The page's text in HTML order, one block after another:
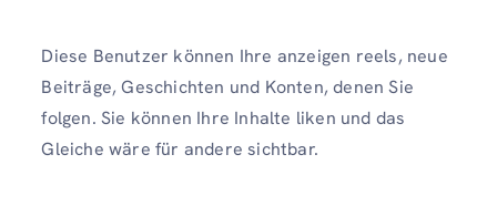
Diese Benutzer können Ihre anzeigen reels, neue
Beiträge, Geschichten und Konten, denen Sie
folgen. Sie können Ihre Inhalte liken und das
Gleiche wäre für andere sichtbar.